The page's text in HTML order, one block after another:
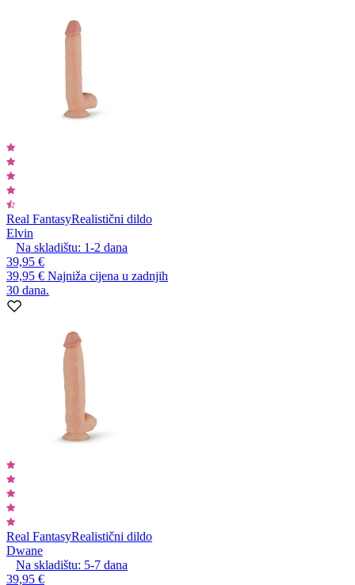
Real FantasyRealistični dildo
Elvin
Na skladištu: 1-2 dana
39,95 €
39,95 € Najniža cijena u zadnjih
30 dana.
Real FantasyRealistični dildo
Dwane
Na skladištu: 5-7 dana
39,95 €